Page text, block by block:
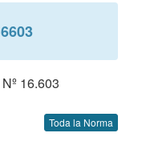
16.603
Toda la Norma